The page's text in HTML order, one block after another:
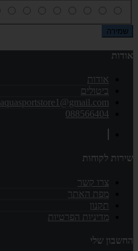
שמירה
אודות
אודות
ביטולים
aquasportstore1@gmail.com
088566404
שירות לקוחות
צרו קשר
מפת האתר
תקנון
מדיניות הפרטיות
החשבון שלי